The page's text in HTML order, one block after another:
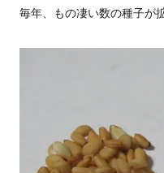
毎年、もの凄い数の種子が